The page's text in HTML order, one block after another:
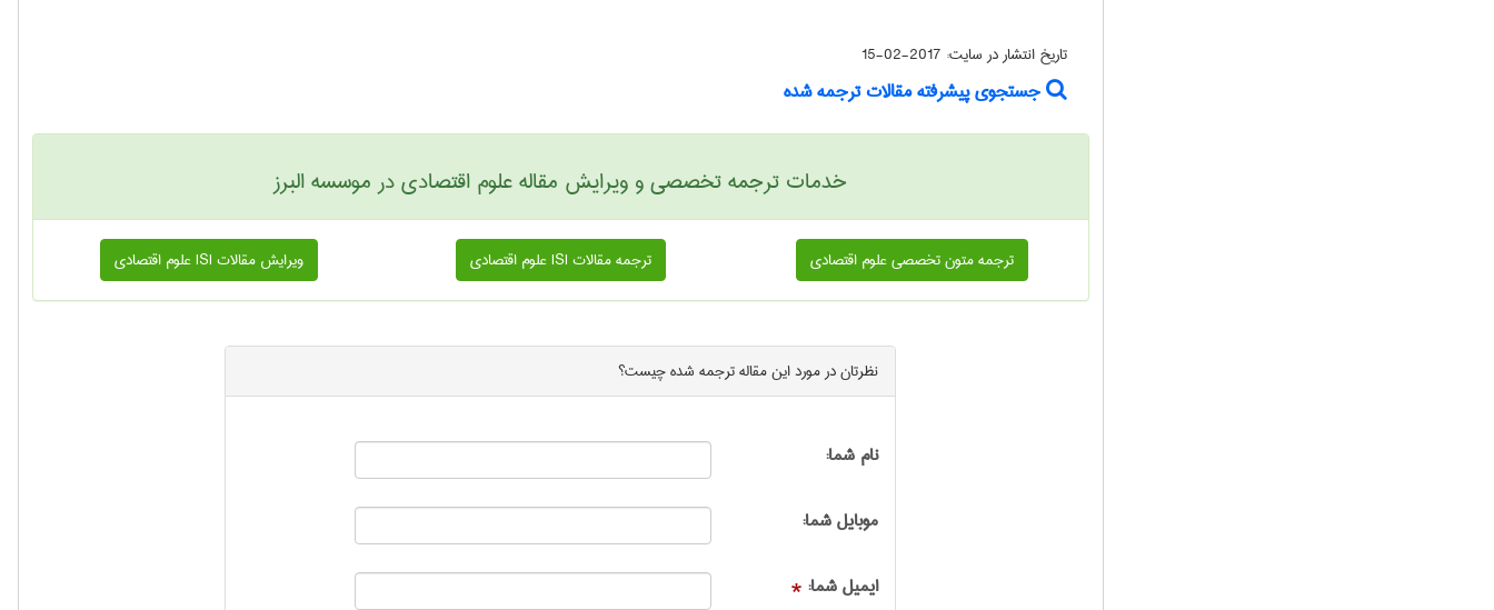
تاریخ انتشار در سایت: 2017-02-15
جستجوی پیشرفته مقالات ترجمه شده
خدمات ترجمه تخصصی و ویرایش مقاله علوم اقتصادی در موسسه البرز
ترجمه متون تخصصی علوم اقتصادی ترجمه مقالات ISI علوم اقتصادی ویرایش مقالات ISI علوم اقتصادی
نظرتان در مورد اینمقاله ترجمه شدهچیست؟
نام شما:
موبایل شما:
ایمیل شما: *